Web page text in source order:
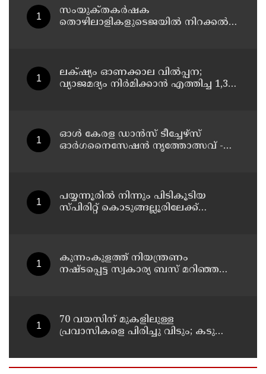
സംയുക്‌തകർഷക
തൊഴിലാളികളുടെജയിൽ നിറക്കൽ
ലക്‌ഷ്യം ഓണക്കാല വിൽപ്പന;
വ്യാജമദ്യം നിർമിക്കാൻ എത്തിച്ച 1,350
ഓൾ കേരള ഡാൻസ് ടീച്ചേഴ്സ്
ഓർഗനൈസേഷൻ നൃത്തോത്സവ് -
പയ്യന്നൂരിൽ നിന്നും പിടികൂടിയ
സ്പിരിറ്റ് കൊടുങ്ങല്ലൂരിലേക്ക്
കുന്നംകുളത്ത് നിയന്ത്രണം
നഷ്ടപ്പെട്ട സ്വകാര്യ ബസ് മറിഞ്ഞ
70 വയസിന് മുകളിലുള്ള
പ്രവാസികളെ പിരിച്ചു വിടും; കടുത്ത